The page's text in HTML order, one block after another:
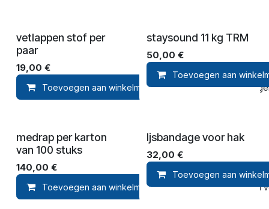
vetlappen stof per
paar
19,00 €
Toevoegen aan winkelmandje
staysound 11 kg TRM
50,00 €
Toevoegen aan
medrap per karton
van 100 stuks
140,00 €
Toevoegen aan winkelmandje Toevoegen aan
Ijsbandage voor hak
32,00 €
Toevoegen aan